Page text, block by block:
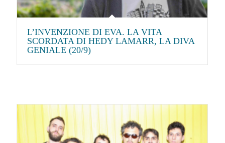
L’INVENZIONE DI EVA. LA VITA
SCORDATA DI HEDY LAMARR, LA DIVA
GENIALE (20/9)